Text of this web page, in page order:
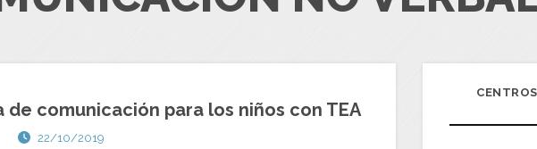
comunicación para los niños con TEA
22/10/2019